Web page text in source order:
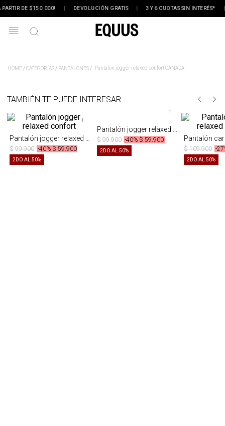
DE $150.000! DEVOLUCIÓN GRATIS 3 Y 6 CUOTAS SIN INTERÉS*
CATEGORÍAS PANTALONES Pantalón jogger relaxed confort CANADA
TAMBIÉN TE PUEDE INTERESAR